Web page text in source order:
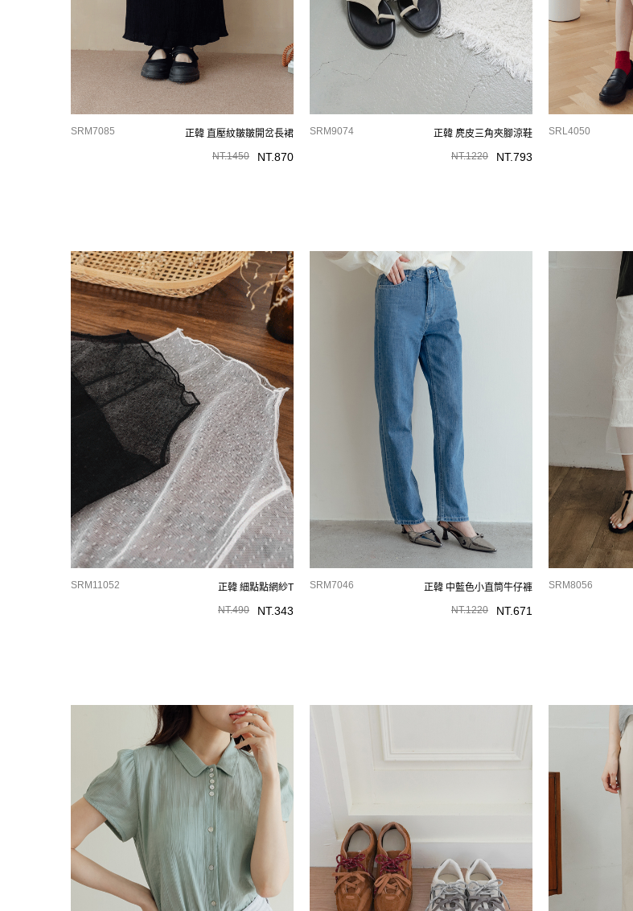
正韓 直壓紋皺皺開岔長裙
SRM7085
NT.870
NT.1450
正韓 麂皮三角夾腳涼鞋
SRM9074
NT.793
NT.1220
SRL4050
正韓 細點點網紗T
SRM11052
NT.343
NT.490
正韓 中藍色小直筒牛仔褲
SRM7046
NT.671
NT.1220
SRM8056